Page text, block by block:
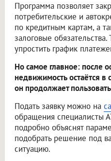
Программа позволяет
потребительские и
по кредитным картам, а
залоговые
упростить график
Но самое главное: после
недвижимость остаётся в
он продолжает
Подать заявку можно на
обращения специалисты
подробно объяснят
подобрать решение под
ситуацию.